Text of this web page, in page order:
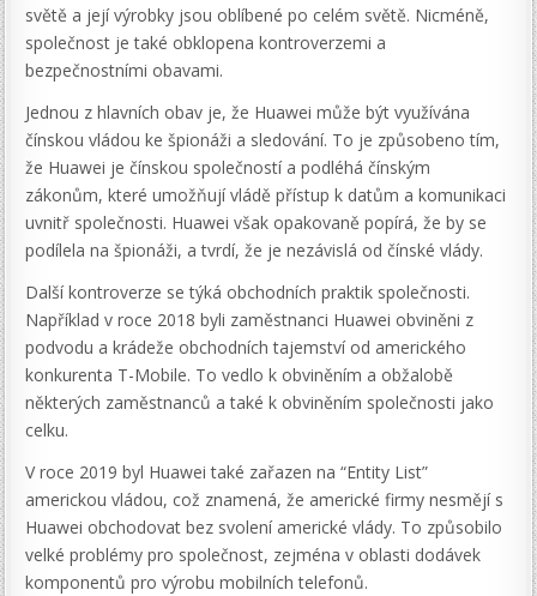
světě a její výrobky jsou oblíbené po celém světě. Nicméně,
společnost je také obklopena kontroverzemi a
bezpečnostními obavami.
Jednou z hlavních obav je, že Huawei může být využívána
čínskou vládou ke špionáži a sledování. To je způsobeno tím,
že Huawei je čínskou společností a podléhá čínským
zákonům, které umožňují vládě přístup k datům a komunikaci
uvnitř společnosti. Huawei však opakovaně popírá, že by se
podílela na špionáži, a tvrdí, že je nezávislá od čínské vlády.
Další kontroverze se týká obchodních praktik společnosti.
Například v roce 2018 byli zaměstnanci Huawei obviněni z
podvodu a krádeže obchodních tajemství od amerického
konkurenta T-Mobile. To vedlo k obviněním a obžalobě
některých zaměstnanců a také k obviněním společnosti jako
celku.
V roce 2019 byl Huawei také zařazen na “Entity List”
americkou vládou, což znamená, že americké firmy nesmějí s
Huawei obchodovat bez svolení americké vlády. To způsobilo
velké problémy pro společnost, zejména v oblasti dodávek
komponentů pro výrobu mobilních telefonů.